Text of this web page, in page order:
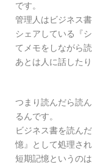
です。
管理人はビジネス
シェアしている『
てメモをしながら
あとは人に話した
つまり読んだら読
るんです。
ビジネス書を読ん
憶』として処理され
短期記憶というの